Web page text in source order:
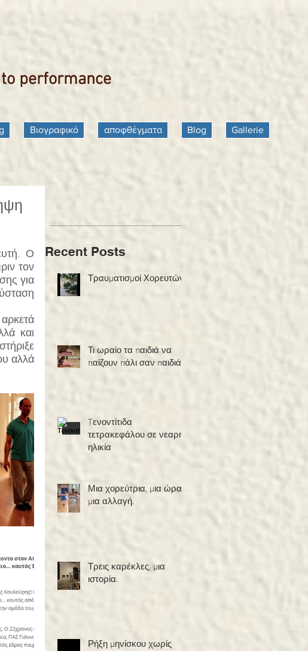
performance
Βιογραφικό αποφθέγματα Blog Gallerie
Ο
τον
για
και
αλλά
Recent Posts
Τραυματισμοί Χορευτών
Τι ωραίο τα παιδιά να
παίζουν πάλι σαν παιδιά!
Tενοντίτιδα
τετρακεφάλου σε νεαρή
ηλικία
Μια χορεύτρια, μια ώρα,
μια αλλαγή.
Τρεις καρέκλες, μια
ιστορία.
Ρήξη μηνίσκου χωρίς